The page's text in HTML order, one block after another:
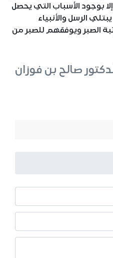
بوجود الأسباب التي يحصل
الرسل والأنبياء
الصبر ويوفقهم للصبر من
صالح بن فوزان